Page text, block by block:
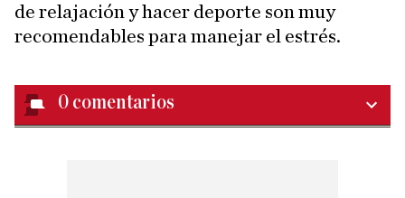
de relajación y hacer deporte son muy
recomendables para manejar el estrés.
0 comentarios